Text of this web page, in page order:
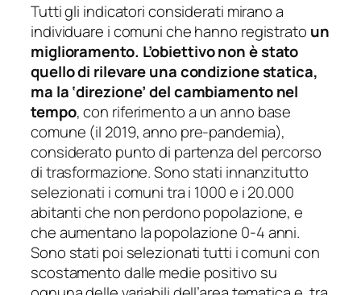
Tutti gli indicatori considerati mirano a
individuare i comuni che hanno registrato un
miglioramento. L’obiettivo non è stato
quello di rilevare una condizione statica,
ma la ‘direzione’ del cambiamento nel
tempo, con riferimento a un anno base
comune (il 2019, anno pre-pandemia),
considerato punto di partenza del percorso
di trasformazione. Sono stati innanzitutto
selezionati i comuni tra i 1000 e i 20.000
abitanti che non perdono popolazione, e
che aumentano la popolazione 0-4 anni.
Sono stati poi selezionati tutti i comuni con
scostamento dalle medie positivo su